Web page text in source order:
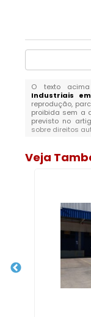
O texto
Industriais
reprodução,
proibida sem a
previsto no
sobre direitos
Veja